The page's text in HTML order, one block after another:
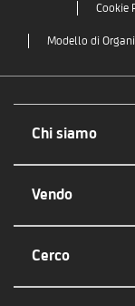
Cookie
Modello di
Chi siamo
Vendo
Cerco